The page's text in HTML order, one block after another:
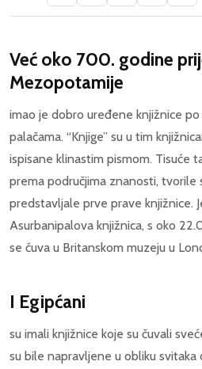
Već oko 700. godine
Mezopotamije
imao je dobro uređene knjižnice
palačama. “Knjige” su u tim
ispisane klinastim pismom. Tisuće
prema područjima znanosti, tvorile
predstavljale prve prave knjižnice.
Asurbanipalova knjižnica, s oko
se čuva u Britanskom muzeju u
I Egipćani
su imali knjižnice koje su čuvali
su bile napravljene u obliku svitaka